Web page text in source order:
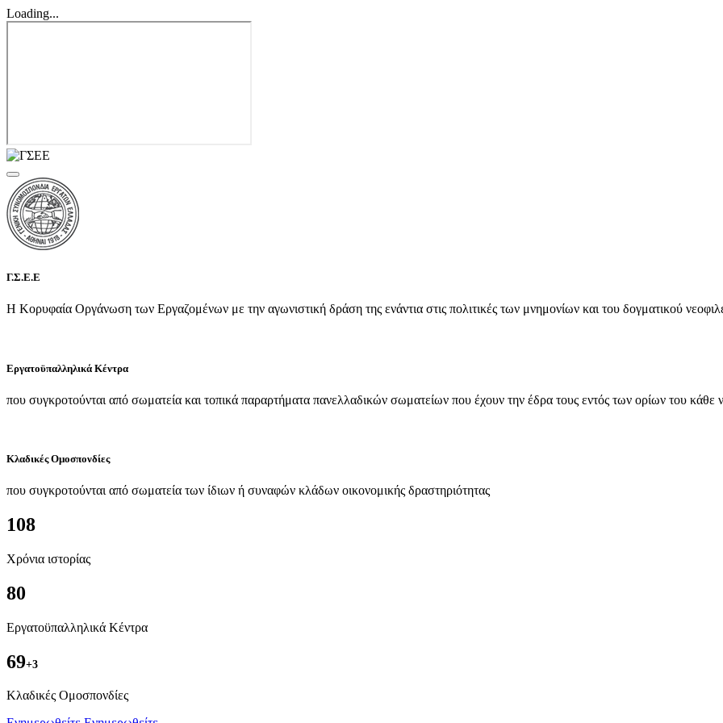
Loading...
Γ.Σ.Ε.Ε
Η Κορυφαία Οργάνωση των Εργαζομένων με την αγωνιστική δράση της ενάντια στις πολιτικές των μνημονίων και του δογματικού
Εργατοϋπαλληλικά Κέντρα
που συγκροτούνται από σωματεία και τοπικά παραρτήματα πανελλαδικών σωματείων που έχουν την έδρα τους εντός των ορίων του κάθε
Κλαδικές Ομοσπονδίες
που συγκροτούνται από σωματεία των ίδιων ή συναφών κλάδων οικονομικής δραστηριότητας
108
Χρόνια ιστορίας
80
Εργατοϋπαλληλικά Κέντρα
69+3
Kλαδικές Ομοσπονδίες